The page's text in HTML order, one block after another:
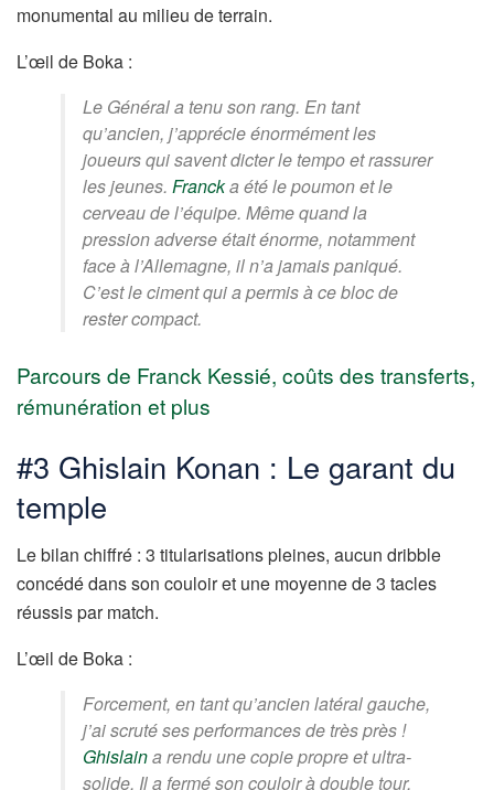
monumental au milieu de terrain.
L’œil de Boka :
Le Général a tenu son rang. En tant
qu’ancien, j’apprécie énormément les
joueurs qui savent dicter le tempo et rassurer
les jeunes. Francka été le poumon et le
cerveau de l’équipe. Même quand la
pression adverse était énorme, notamment
face à l’Allemagne, il n’a jamais paniqué.
C’est le ciment qui a permis à ce bloc de
rester compact.
Parcours de Franck Kessié, coûts des transferts,
rémunération et plus
#3 Ghislain Konan : Le garant du
temple
Le bilan chiffré : 3 titularisations pleines, aucun dribble
concédé dans son couloir et une moyenne de 3 tacles
réussis par match.
L’œil de Boka :
Forcement, en tant qu’ancien latéral gauche,
j’ai scruté ses performances de très près !
Ghislaina rendu une copie propre et ultra-
solide. Il a fermé son couloir à double tour,